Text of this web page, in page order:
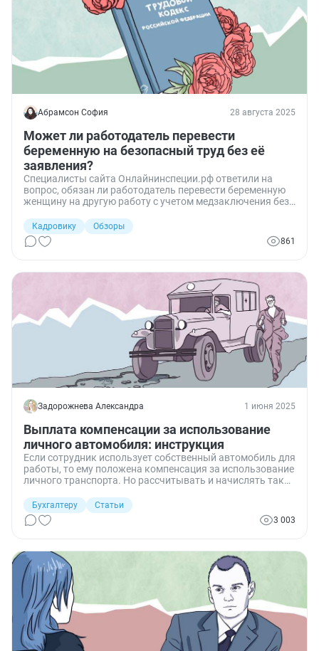
Абрамсон София 28 августа 2025
Может ли работодатель перевести
беременную на безопасный труд без её
заявления?
Специалисты сайта Онлайнинспеции.рф ответили на
вопрос, обязан ли работодатель перевести беременную
женщину на другую работу с учетом медзаключения без
Кадровику
Обзоры
861
Задорожнева Александра 1 июня 2025
Выплата компенсации за использование
личного автомобиля: инструкция
Если сотрудник использует собственный автомобиль для
работы, то ему положена компенсация за использование
личного транспорта. Но рассчитывать и начислять такое
Бухгалтеру
Статьи
3 003